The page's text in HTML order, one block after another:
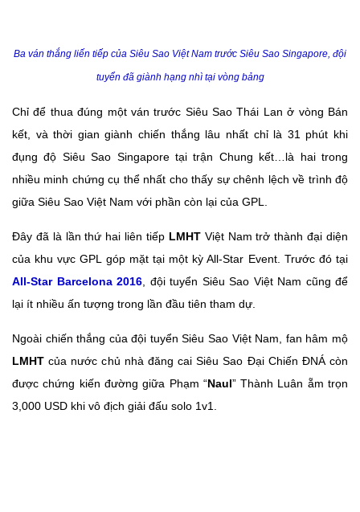
Ba ván thắng liến tiếp của Siêu Sao Việt Nam trước Siêu Sao Singapore, đội
tuyển đã giành hạng nhì tại vòng bảng
Chỉ để thua đúng một ván trước Siêu Sao Thái Lan ở vòng Bán
kết, và thời gian giành chiến thắng lâu nhất chỉ là 31 phút khi
đụng độ Siêu Sao Singapore tại trận Chung kết…là hai trong
nhiều minh chứng cụ thể nhất cho thấy sự chênh lệch về trình độ
giữa Siêu Sao Việt Nam với phần còn lại của GPL.
Đây đã là lần thứ hai liên tiếp LMHTViệt Nam trở thành đại diện
của khu vực GPL góp mặt tại một kỳ All-Star Event. Trước đó tại
All-Star Barcelona 2016 , đội tuyển Siêu Sao Việt Nam cũng để
lại ít nhiều ấn tượng trong lần đầu tiên tham dự.
Ngoài chiến thắng của đội tuyển Siêu Sao Việt Nam, fan hâm mộ
LMHT của nước chủ nhà đăng cai Siêu Sao Đại Chiến ĐNÁ còn
được chứng kiến đường giữa Phạm “Naul” Thành Luân ẵm trọn
3,000 USD khi vô địch giải đấu solo 1v1.